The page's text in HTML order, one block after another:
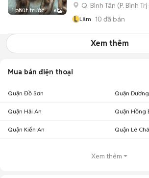
1 phút trước 6
Q. Bình Tân (P. Bình
L Lâm 10 đã bán
Xem thêm
Mua bán điện thoại
Quận Đồ Sơn Quận
Quận Hải An Quận Hồng
Quận Kiến An Quận Lê
Xem thêm